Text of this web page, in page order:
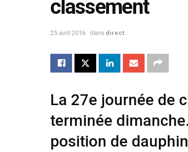
classement
25 avril 2016 dans direct
La 27e journée de
terminée
position de